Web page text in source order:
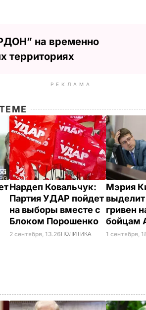
на временно
территориях
РЕКЛАМА
Нардеп Ковальчук:
Партия УДАР пойдет
на выборы вместе с
Блоком Порошенко
2 сентября, 13.26ПОЛИТИКА
Мэрия
гривен
бойцам
1 сентября,